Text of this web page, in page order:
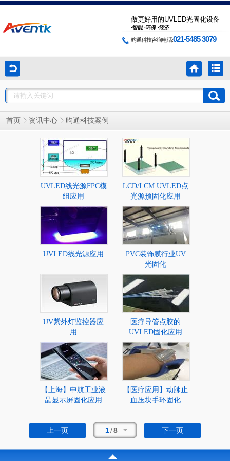
做更好用的UVLED光固化设备
·智能 ·环保 ·经济
昀通科技咨询电话:021-5485 3079
首页 资讯中心 昀通科技案例
UVLED线光源FPC模
组应用
LCD/LCM UVLED点
光源预固化应用
UVLED线光源应用
PVC装饰膜行业UV
光固化
UV紫外灯监控器应
用
医疗导管点胶的
UVLED固化应用
【上海】中航工业液
晶显示屏固化应用
【医疗应用】动脉止
血压块手环固化
上一页 1/8 下一页